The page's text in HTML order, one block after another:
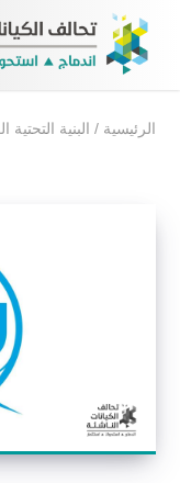
الرئيسية / البنية التحتية